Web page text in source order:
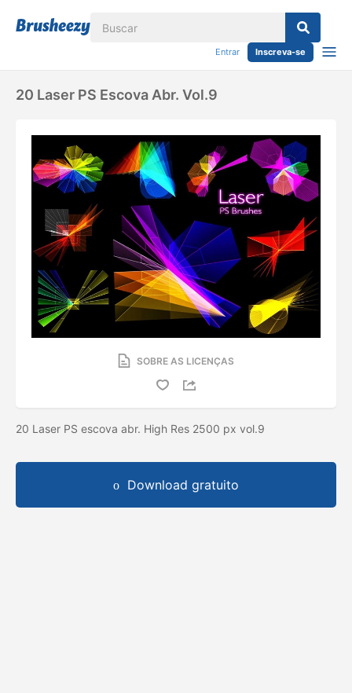
Entrar Inscreva-se
20 Laser PS Escova Abr. Vol.9
SOBRE AS LICENÇAS
20 Laser PS escova abr. High Res 2500 px vol.9
Download gratuito